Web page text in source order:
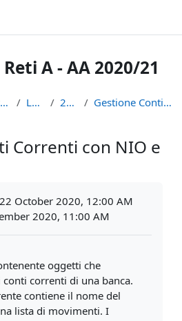
A - AA 2020/21
Corso di Laurea in Informatica (L-31) LPR-A2021 22 Ottobre Gestione Conti Correnti con NIO e JSON
Correnti con NIO e
October 2020, 12:00 AM
2020, 11:00 AM
oggetti che
conti correnti di una banca.
contiene il nome del
lista di movimenti. I